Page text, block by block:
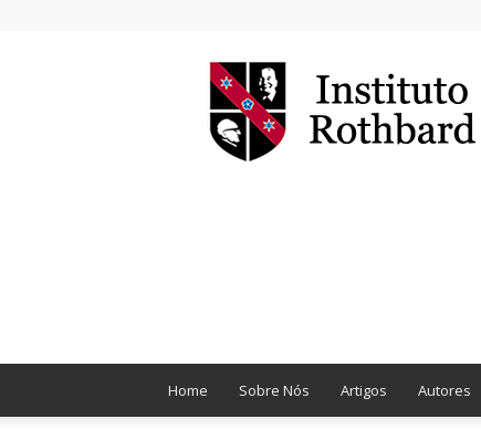
Instituto
Rothbard
Brasil
Home Sobre Nós Artigos Autores